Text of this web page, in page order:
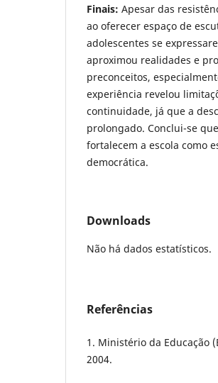
Finais: Apesar das
ao oferecer espaço de
adolescentes se
aproximou realidades e
preconceitos,
experiência revelou
continuidade, já que a
prolongado. Conclui-se
fortalecem a escola como
democrática.
Downloads
Não há dados estatísticos.
Referências
1. Ministério da Educação
2004.